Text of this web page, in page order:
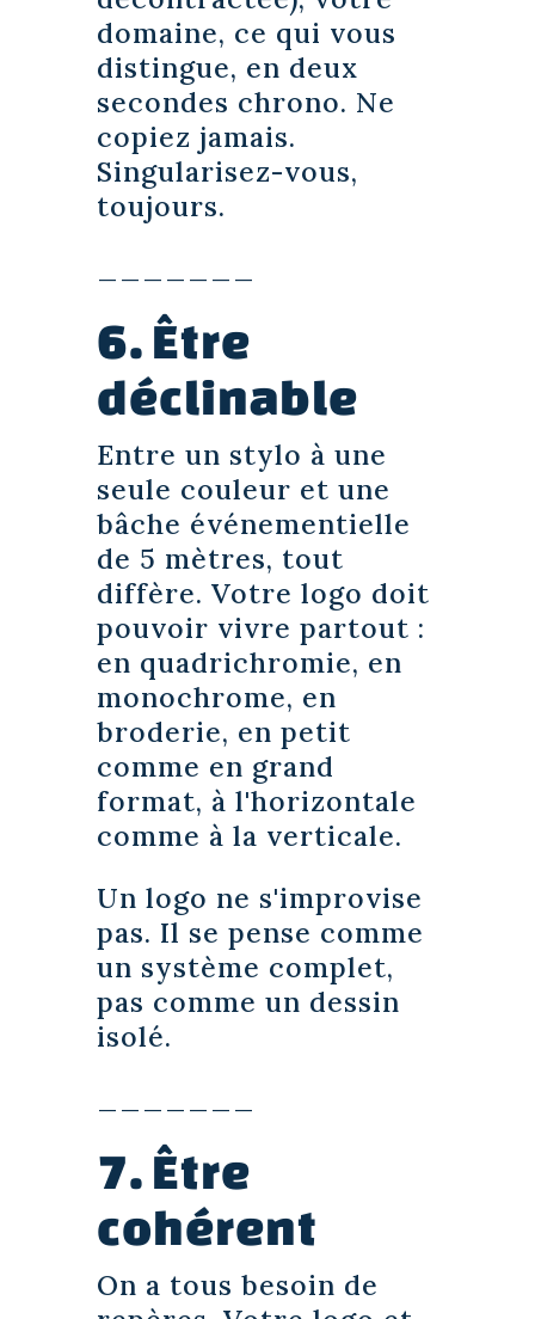
domaine, ce qui vous
distingue, en deux
secondes chrono. Ne
copiez jamais.
Singularisez-vous,
toujours.
6. Être
déclinable
Entre un stylo à une
seule couleur et une
bâche événementielle
de 5 mètres, tout
diffère. Votre logo doit
pouvoir vivre partout :
en quadrichromie, en
monochrome, en
broderie, en petit
comme en grand
format, à l'horizontale
comme à la verticale.
Un logo ne s'improvise
pas. Il se pense comme
un système complet,
pas comme un dessin
isolé.
7. Être
cohérent
On a tous besoin de